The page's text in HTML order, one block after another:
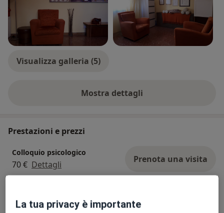
Visualizza galleria (5)
Mostra dettagli
sull'esperienza
Prestazioni e prezzi
Colloquio psicologico
70 € Dettagli Prenota una visita
90 € Dettagli Prenota una visita
La tua privacy è importante